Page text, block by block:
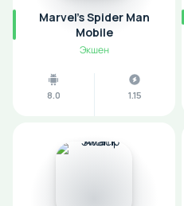
Marvel's Spider Man
Mobile
Экшен
8.0 1.15